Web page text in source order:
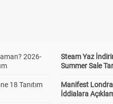
2026-
18 Tanıtım
Steam Yaz
Summer Sale
Manifest
İddialara